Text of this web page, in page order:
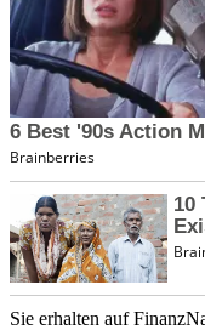
Sie erhalten auf